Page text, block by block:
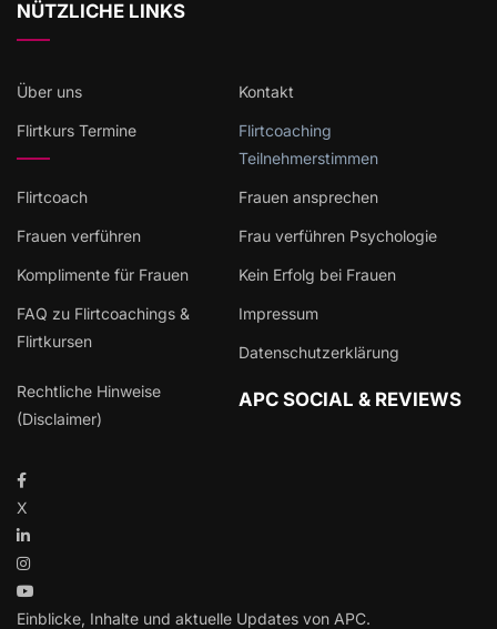
NÜTZLICHE LINKS
Über uns Kontakt
Flirtkurs Termine
Flirtcoaching
Teilnehmerstimmen
Flirtcoach Frauen ansprechen
Frauen verführen Frau verführen Psychologie
Komplimente für Frauen Kein Erfolg bei Frauen
FAQ zu Flirtcoachings &
Flirtkursen
Impressum
Datenschutzerklärung
Rechtliche Hinweise
(Disclaimer)
APC SOCIAL & REVIEWS
X
Einblicke, Inhalte und aktuelle Updates von APC.